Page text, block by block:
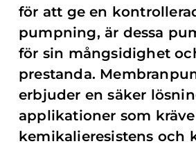
för att ge en
pumpning, är dessa
för sin mångsidighet
prestanda.
erbjuder en säker
applikationer som
kemikalieresistens och